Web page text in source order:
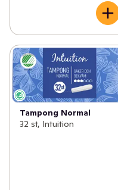
Tampong Normal
32 st, Intuition